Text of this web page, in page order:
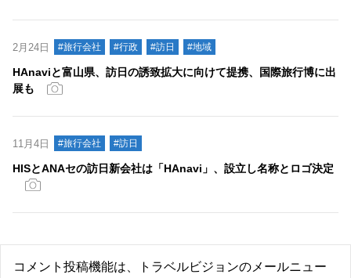
2月24日 #旅行会社 #行政 #訪日 #地域
HAnaviと富山県、訪日の誘致拡大に向けて提携、国際旅行博に出
展も
11月4日 #旅行会社 #訪日
HISとANAセの訪日新会社は「HAnavi」、設立し名称とロゴ決定
コメント投稿機能は、トラベルビジョンのメールニュー